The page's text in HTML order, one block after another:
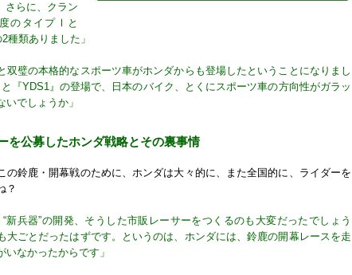
さらに、クラン
のタイプⅠと
類ありました」
双璧の本格的なスポーツ車がホンダからも登場したということになりまし
『YDS1』の登場で、日本のバイク、とくにスポーツ車の方向性がガラッ
いでしょうか」
を公募したホンダ戦略とその裏事情
鈴鹿・開幕戦のために、ホンダは大々的に、また全国的に、ライダーを
？
“新兵器”の開発、そうした市販レーサーをつくるのも大変だったでしょう
大ごとだったはずです。というのは、ホンダには、鈴鹿の開幕レースを走
いなかったからです」